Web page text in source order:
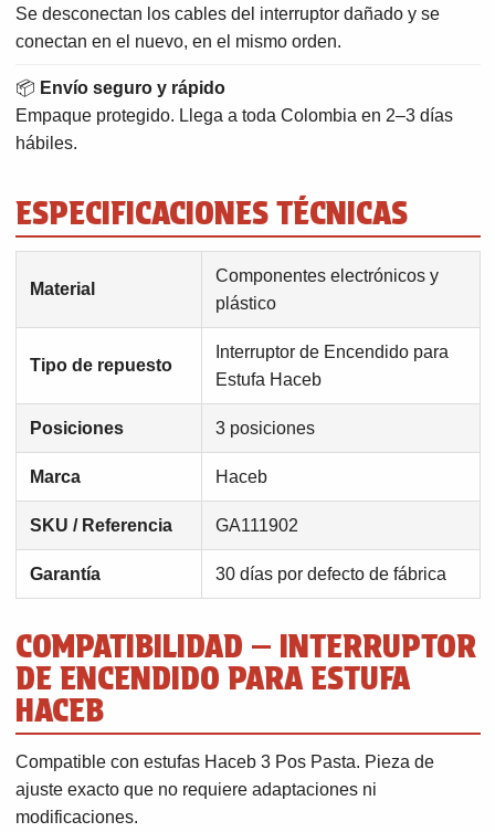
Se desconectan los cables del interruptor dañado y se
conectan en el nuevo, en el mismo orden.
📦 Envío seguro y rápido
Empaque protegido. Llega a toda Colombia en 2–3 días
hábiles.
ESPECIFICACIONES TÉCNICAS
Material
Componentes electrónicos y
plástico
Tipo de repuesto
Interruptor de Encendido para
Estufa Haceb
Posiciones 3 posiciones
Marca Haceb
SKU / Referencia GA111902
Garantía 30 días por defecto de fábrica
COMPATIBILIDAD — INTERRUPTOR
DE ENCENDIDO PARA ESTUFA
HACEB
Compatible con estufas Haceb 3 Pos Pasta. Pieza de
ajuste exacto que no requiere adaptaciones ni
modificaciones.